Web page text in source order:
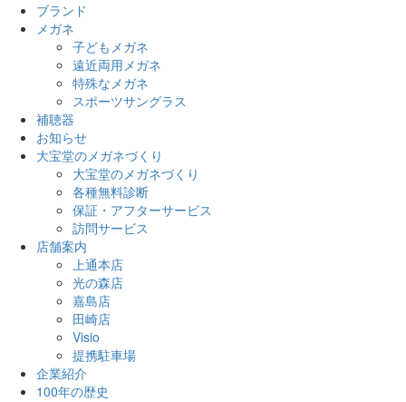
ブランド
メガネ
子どもメガネ
遠近両用メガネ
特殊なメガネ
スポーツサングラス
補聴器
お知らせ
大宝堂のメガネづくり
大宝堂のメガネづくり
各種無料診断
保証・アフターサービス
訪問サービス
店舗案内
上通本店
光の森店
嘉島店
田崎店
Visio
提携駐車場
企業紹介
100年の歴史